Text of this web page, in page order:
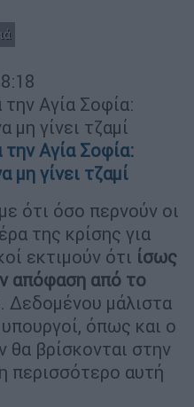
Αγία Σοφία:
μη γίνει τζαμί
Αγία Σοφία:
μη γίνει τζαμί
ότι όσο περνούν οι
της κρίσης για
εκτιμούν ότι ίσως
απόφαση από το
Δεδομένου μάλιστα
όπως και ο
θα βρίσκονται στην
περισσότερο αυτή